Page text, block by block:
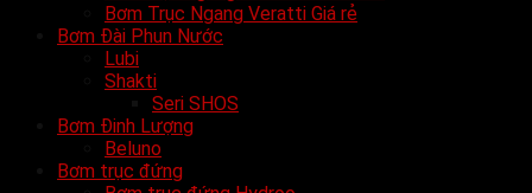
Bơm Trục Ngang Veratti Giá rẻ
Bơm Đài Phun Nước
Lubi
Shakti
Seri SHOS
Bơm Đinh Lượng
Beluno
Bơm trục đứng